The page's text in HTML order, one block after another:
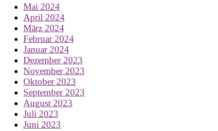
Mai 2024
April 2024
März 2024
Februar 2024
Januar 2024
Dezember 2023
November 2023
Oktober 2023
September 2023
August 2023
Juli 2023
Juni 2023